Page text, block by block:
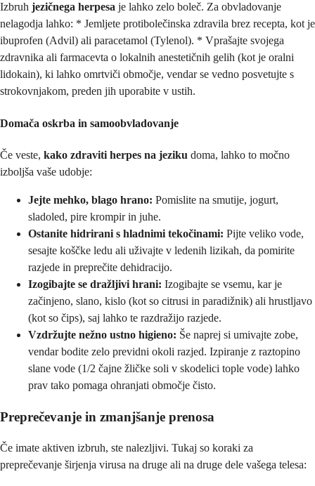
Izbruh jezičnega herpesa je lahko zelo boleč. Za obvladovanje
nelagodja lahko: * Jemljete protibolečinska zdravila brez recepta, kot je
ibuprofen (Advil) ali paracetamol (Tylenol). * Vprašajte svojega
zdravnika ali farmacevta o lokalnih anestetičnih gelih (kot je oralni
lidokain), ki lahko omrtviči območje, vendar se vedno posvetujte s
strokovnjakom, preden jih uporabite v ustih.
Domača oskrba in samoobvladovanje
Če veste, kako zdraviti herpes na jeziku doma, lahko to močno
izboljša vaše udobje:
Jejte mehko, blago hrano: Pomislite na smutije, jogurt,
sladoled, pire krompir in juhe.
Ostanite hidrirani s hladnimi tekočinami: Pijte veliko vode,
sesajte koščke ledu ali uživajte v ledenih lizikah, da pomirite
razjede in preprečite dehidracijo.
Izogibajte se dražljivi hrani: Izogibajte se vsemu, kar je
začinjeno, slano, kislo (kot so citrusi in paradižnik) ali hrustljavo
(kot so čips), saj lahko te razdražijo razjede.
Vzdržujte nežno ustno higieno: Še naprej si umivajte zobe,
vendar bodite zelo previdni okoli razjed. Izpiranje z raztopino
slane vode (1/2 čajne žličke soli v skodelici tople vode) lahko
prav tako pomaga ohranjati območje čisto.
Preprečevanje in zmanjšanje prenosa
Če imate aktiven izbruh, ste nalezljivi. Tukaj so koraki za
preprečevanje širjenja virusa na druge ali na druge dele vašega telesa: